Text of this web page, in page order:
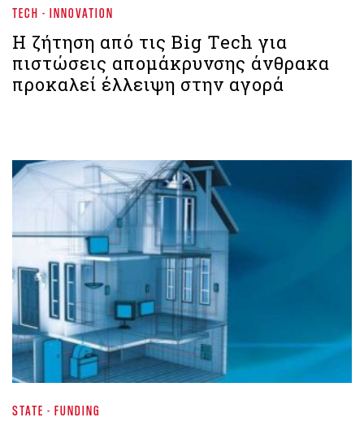
TECH - INNOVATION
Η ζήτηση από τις Big Tech για
πιστώσεις απομάκρυνσης άνθρακα
προκαλεί έλλειψη στην αγορά
STATE - FUNDING